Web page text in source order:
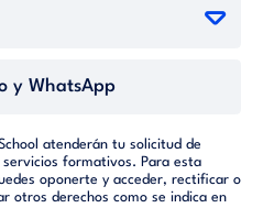
atenderán tu solicitud de
formativos. Para esta
oponerte y acceder, rectificar o
otros derechos como se indica en